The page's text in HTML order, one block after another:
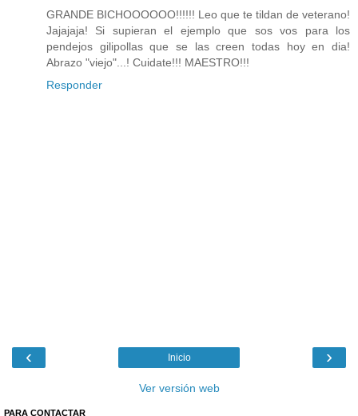
GRANDE BICHOOOOOO!!!!!! Leo que te tildan de veterano!
Jajajaja! Si supieran el ejemplo que sos vos para los
pendejos gilipollas que se las creen todas hoy en dia!
Abrazo "viejo"...! Cuidate!!! MAESTRO!!!
Responder
‹ ›
Inicio
Ver versión web
PARA CONTACTAR